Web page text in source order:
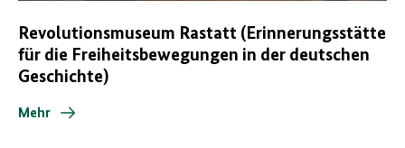
Revolutionsmuseum Rastatt (Erinnerungsstätte
für die Freiheitsbewegungen in der deutschen
Geschichte)
Mehr